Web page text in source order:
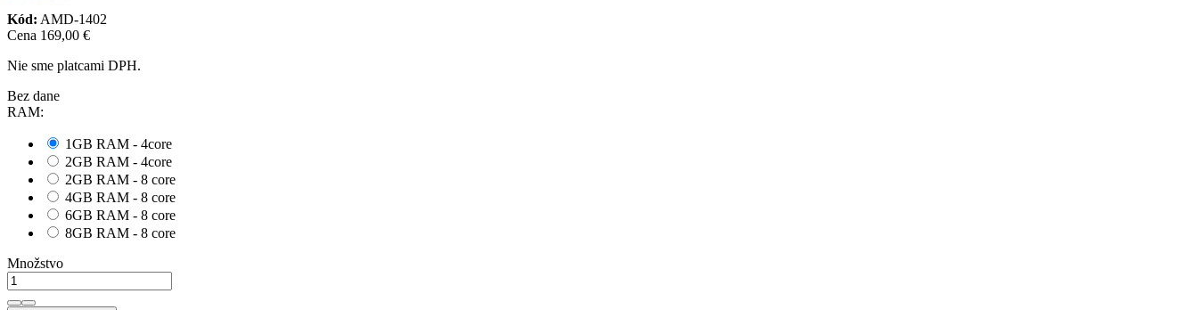
Kód: AMD-1402
Cena 169,00 €
Nie sme platcami DPH.
Bez dane
RAM:
1GB RAM - 4core
2GB RAM - 4core
2GB RAM - 8 core
4GB RAM - 8 core
6GB RAM - 8 core
8GB RAM - 8 core
Množstvo